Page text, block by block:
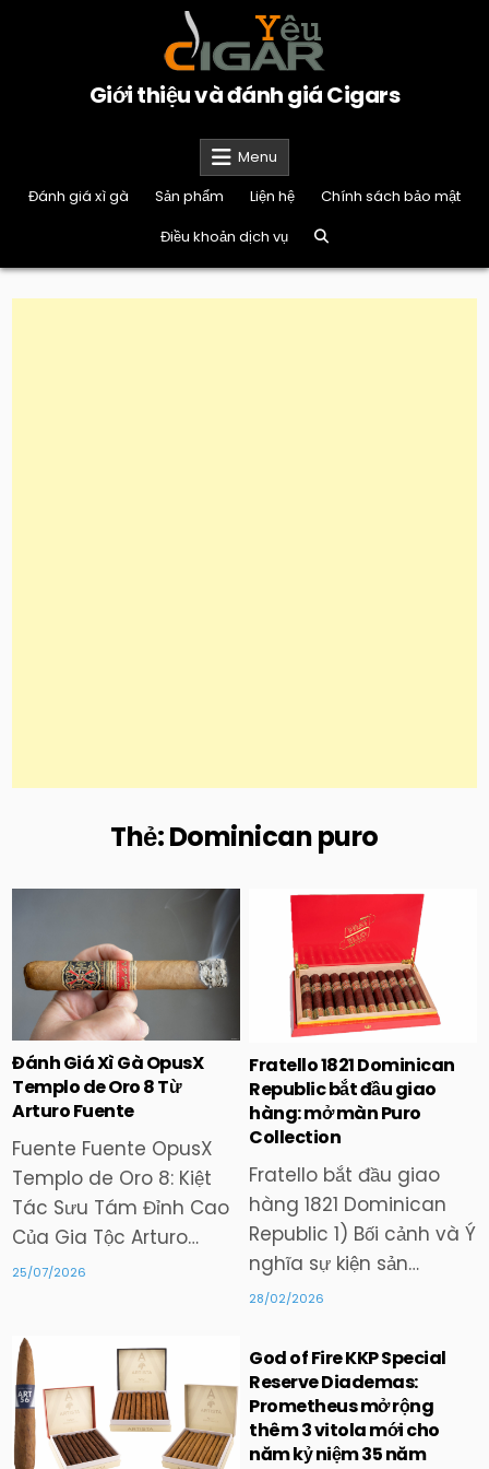
Giới thiệu và đánh giá Cigars
Menu
Đánh giá xì gà
Sản phẩm Liện hệ
Chính sách bảo mật
Điều khoản dịch vụ
Thẻ:Dominican puro
Posted
in
Đánh Giá Xì Gà OpusX
Templo de Oro 8 Từ
Arturo Fuente
Fuente Fuente OpusX
Templo de Oro 8: Kiệt
Tác Sưu Tám Đỉnh Cao
Của Gia Tộc Arturo…
25/07/2026
Posted
in
Fratello 1821 Dominican
Republic bắt đầu giao
hàng: mở màn Puro
Collection
Fratello bắt đầu giao
hàng 1821 Dominican
Republic 1) Bối cảnh và Ý
nghĩa sự kiện sản…
28/02/2026
Posted
in
Posted
in
God of Fire KKP Special
Reserve Diademas:
Prometheus mở rộng
thêm 3 vitola mới cho
năm kỷ niệm 35 năm